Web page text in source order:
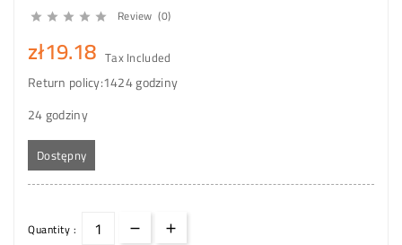
     Review (0)
zł19.18 Tax Included
Return policy:1424 godziny
24 godziny
Dostępny
Quantity :